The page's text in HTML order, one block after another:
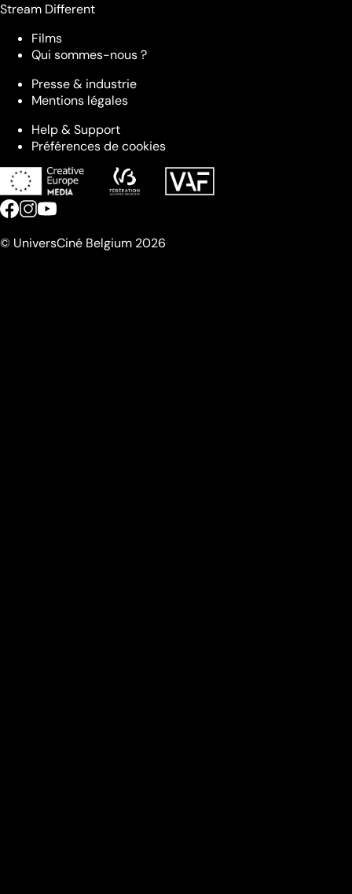
Stream Different
Films
Qui sommes-nous ?
Presse & industrie
Mentions légales
Help & Support
Préférences de cookies
© UniversCiné Belgium 2026